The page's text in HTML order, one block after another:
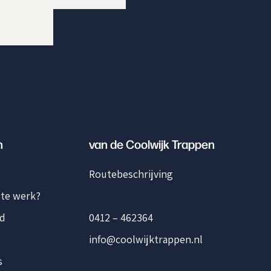
werk?
van de Coolwijk Trappen
Routebeschrijving
0412 – 462364
info@coolwijktrappen.nl